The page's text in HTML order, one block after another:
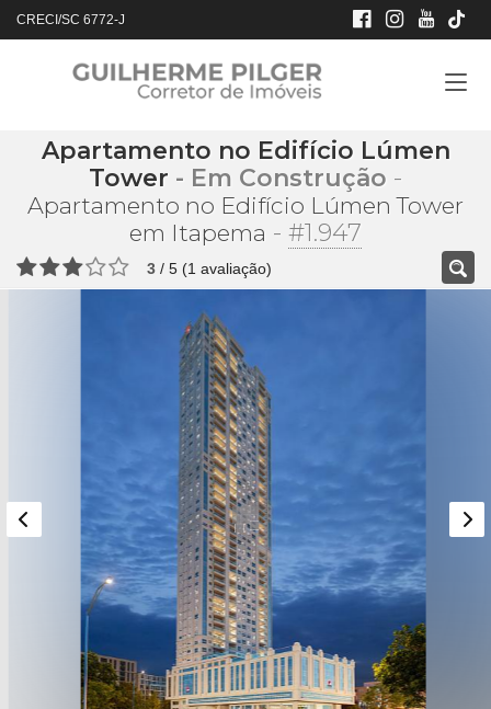
CRECI/SC 6772-J
Apartamento no Edifício Lúmen
Tower - Em Construção -
Apartamento no Edifício Lúmen Tower
em Itapema - #1.947
3 / 5 (1 avaliação)